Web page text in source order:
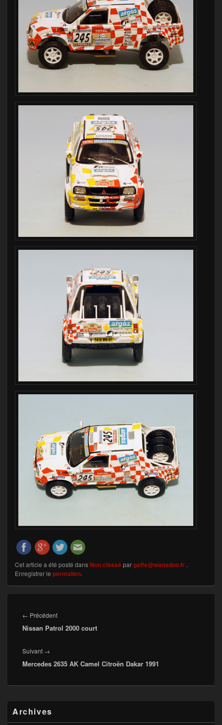
Cet article a été posté dansNon classépargaffe@wanadoo.fr .
Enregistrer le permalien.
de
l’article
← PrécédentArticle
précédent :
Nissan Patrol 2000 court
Suivant →
suivant :
Mercedes 2635 AK Camel Citroën Dakar 1991
principale
de
Archives